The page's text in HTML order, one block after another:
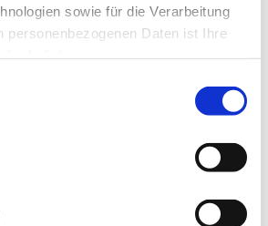
sowie für die Verarbeitung
personenbezogenen Daten ist Ihre
Einwilligung einsetzen und die